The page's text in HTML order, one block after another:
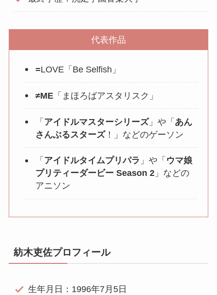
代表作品
=LOVE「Be Selfish」
≠ME「まほろばアスタリスク」
「 アイドルマスターシリーズ」や「 あん
さんぶるスターズ！」などのゲーソン
「 アイドルタイムプリパラ 」や「 ウマ娘
プリティーダービー Season 2」などの
アニソン
紡木吏佐プロフィール
生年月日：1996年7月5日